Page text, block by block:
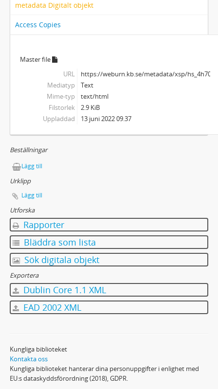
metadata Digitalt objekt
Access Copies
Master file
URL
https://weburn.kb.se/metadata/xsp/
Mediatyp
Text
Mime-typ
text/html
Filstorlek
2.9 KiB
Uppladdad
13 juni 2022 09.37
Beställningar
Lägg till
Urklipp
Lägg till
Utforska
Rapporter
Bläddra som lista
Sök digitala objekt
Exportera
Dublin Core 1.1 XML
EAD 2002 XML
Kungliga biblioteket
Kontakta oss
Kungliga biblioteket hanterar dina personuppgifter i enlighet med
EU:s dataskyddsförordning (2018), GDPR.